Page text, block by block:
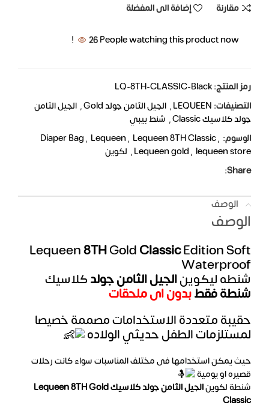
مقارنة
إضافة الى المفضلة
26People watching this product now!
رمز المنتج:LQ-8TH-CLASSIC-Black
التصنيفات: LEQUEEN
, الجيل الثامن جولد Gold , الجيل الثامن
جولد كلاسيك Classic
, شنط بيبي
الوسوم:
Diaper Bag, Lequeen, Lequeen 8TH Classic,
Lequeen gold, lequeen store
, لكوين
Share:
الوصف
الوصف
Lequeen8THGoldClassicEdition Soft
Waterproof
شنطه ليكوينالجيل الثامن جولدكلاسيك
شنطة فقطبدون اى ملحقات
حقيبة متعددة الاستخدامات مصممة خصيصا
لمستلزمات الطفل حديثي الولاده
حيث يمكن استخدامها فى مختلف المناسبات سواء كانت رحلات
قصيره او يومية
شنطة لكوين
الجيل الثامن جولد كلاسيك Lequeen 8TH Gold
Classic